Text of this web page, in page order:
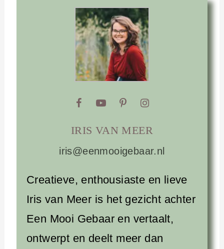
IRIS VAN MEER
iris@eenmooigebaar.nl
Creatieve, enthousiaste en lieve
Iris van Meer is het gezicht achter
Een Mooi Gebaar en vertaalt,
ontwerpt en deelt meer dan